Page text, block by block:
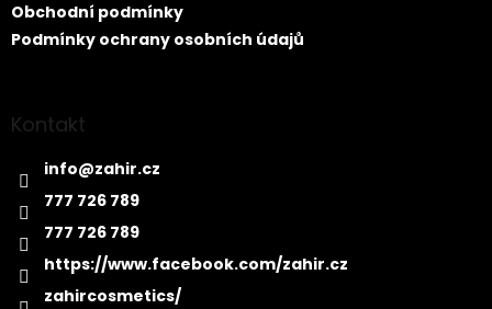
Obchodní podmínky
Podmínky ochrany osobních údajů
Kontakt
info@zahir.cz
777 726 789
777 726 789
https://www.facebook.com/zahir.cz
zahircosmetics/